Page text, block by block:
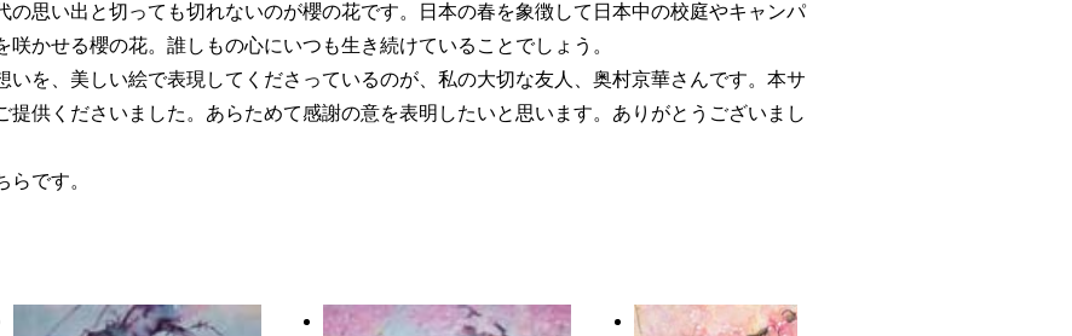
の思い出と切っても切れないのが櫻の花です。日本の春を象徴して日本中の校庭やキャンパ
かせる櫻の花。誰しもの心にいつも生き続けていることでしょう。
いを、美しい絵で表現してくださっているのが、私の大切な友人、奥村京華さんです。本サ
提供くださいました。あらためて感謝の意を表明したいと思います。ありがとうございまし
です。